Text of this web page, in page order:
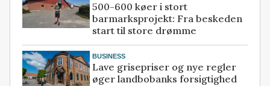
500-600 køer i stort
barmarksprojekt: Fra beskeden
start til store drømme
BUSINESS
Lave grisepriser og nye regler
øger landbobanks forsigtighed